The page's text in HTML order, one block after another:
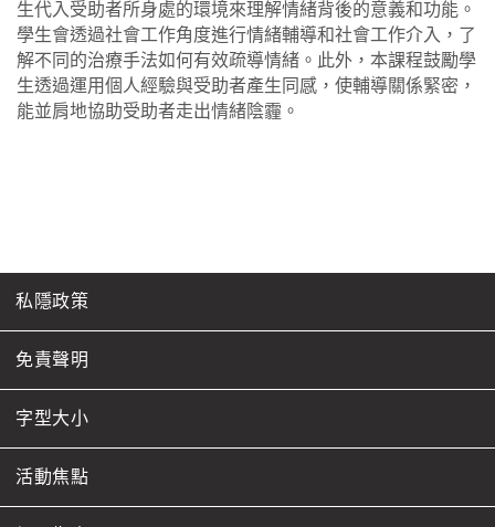
生代入受助者所身處的環境來理解情緒背後的意義和功能。
學生會透過社會工作角度進行情緒輔導和社會工作介入，了
解不同的治療手法如何有效疏導情緒。此外，本課程鼓勵學
生透過運用個人經驗與受助者產生同感，使輔導關係緊密，
能並肩地協助受助者走出情緒陰霾。
私隱政策
免責聲明
字型大小
活動焦點